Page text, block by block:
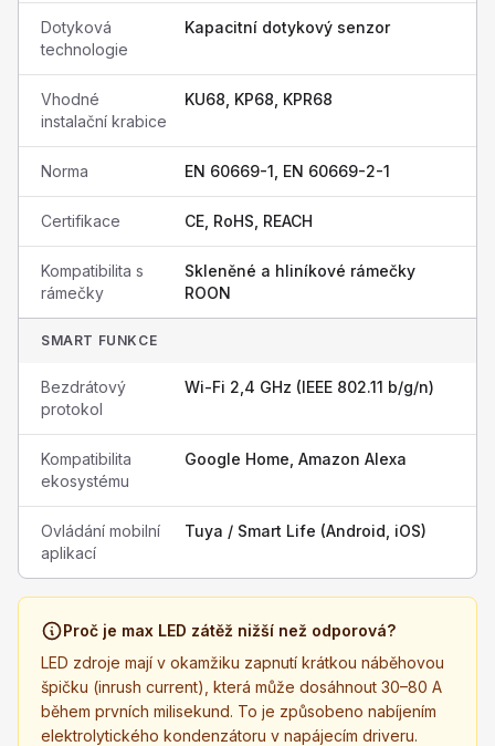
Dotyková
technologie
Kapacitní dotykový senzor
Vhodné
instalační krabice
KU68, KP68, KPR68
Norma EN 60669-1, EN 60669-2-1
Certifikace CE, RoHS, REACH
Kompatibilita s
rámečky
Skleněné a hliníkové rámečky
ROON
SMART FUNKCE
Bezdrátový
protokol
Wi-Fi 2,4 GHz (IEEE 802.11 b/g/n)
Kompatibilita
ekosystému
Google Home, Amazon Alexa
Ovládání mobilní
aplikací
Tuya / Smart Life (Android, iOS)
Proč je max LED zátěž nižší než odporová?
LED zdroje mají v okamžiku zapnutí krátkou náběhovou
špičku (inrush current), která může dosáhnout 30–80 A
během prvních milisekund. To je způsobeno nabíjením
elektrolytického kondenzátoru v napájecím driveru.